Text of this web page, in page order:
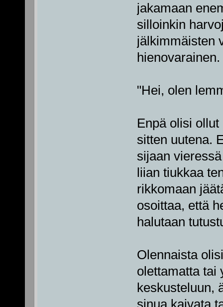
jakamaan
silloinkin
jälkimmäisten
hienovarainen.
"Hei, olen
Enpä olisi
sitten uutena.
sijaan
liian tiukkaa
rikkomaan
osoittaa, että
halutaan
Olennaista
olettamatta tai
keskusteluun,
sinua kaivata